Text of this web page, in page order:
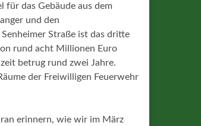
für das Gebäude aus dem
und den
Straße ist das dritte
rund acht Millionen Euro
betrug rund zwei Jahre.
der Freiwilligen Feuerwehr
erinnern, wie wir im März